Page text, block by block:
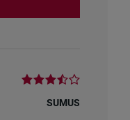
SUMUS